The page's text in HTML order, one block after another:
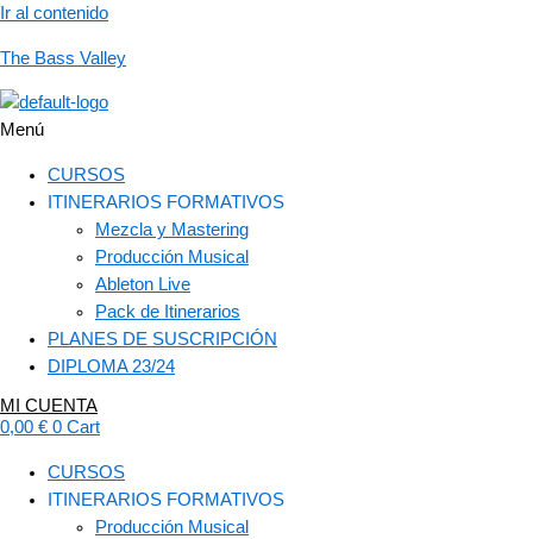
Ir al contenido
The Bass Valley
Menú
CURSOS
ITINERARIOS FORMATIVOS
Mezcla y Mastering
Producción Musical
Ableton Live
Pack de Itinerarios
PLANES DE SUSCRIPCIÓN
DIPLOMA 23/24
MI CUENTA
0,00 € 0 Cart
CURSOS
ITINERARIOS FORMATIVOS
Producción Musical